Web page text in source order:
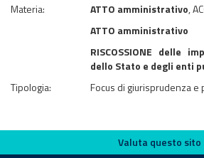
Materia: ATTO amministrativo,
ATTO amministrativo
RISCOSSIONE delle
dello Stato e degli enti
Tipologia:
Focus di giurisprudenza e
Valuta questo sito
Valuta questo sito